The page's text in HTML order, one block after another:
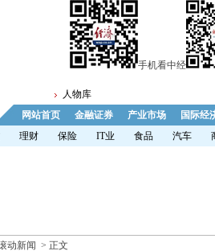
手机看中经
人物库
网站首页
金融证券 产业市场
国际经
理财 保险 IT业 食品 汽车
动新闻 > 正文